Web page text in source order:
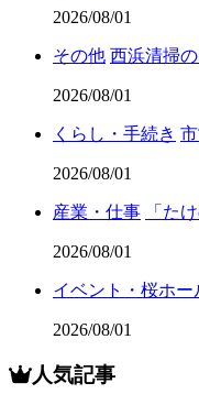
2026/08/01
その他 西浜清掃
2026/08/01
くらし・手続き
2026/08/01
産業・仕事 「た
2026/08/01
イベント・桜ホー
2026/08/01
人気記事